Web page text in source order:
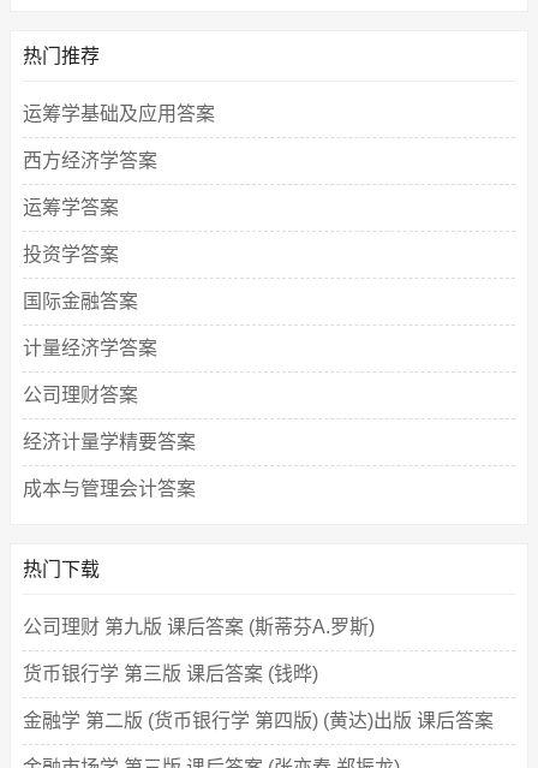
热门推荐
运筹学基础及应用答案
西方经济学答案
运筹学答案
投资学答案
国际金融答案
计量经济学答案
公司理财答案
经济计量学精要答案
成本与管理会计答案
热门下载
公司理财 第九版 课后答案 (斯蒂芬A.罗斯)
货币银行学 第三版 课后答案 (钱晔)
金融学 第二版 (货币银行学 第四版) (黄达)出版 课后答案